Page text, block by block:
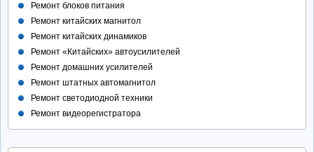
Ремонт блоков питания
Ремонт китайских магнитол
Ремонт китайских динамиков
Ремонт «Китайских» автоусилителей
Ремонт домашних усилителей
Ремонт штатных автомагнитол
Ремонт светодиодной техники
Ремонт видеорегистратора